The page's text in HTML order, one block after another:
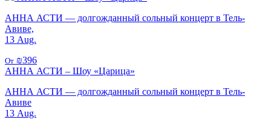
АННА АСТИ — долгожданный сольный концерт в Тель-
Авиве,
13 Aug.
От ₪396
АННА АСТИ – Шоу «Царица»
АННА АСТИ — долгожданный сольный концерт в Тель-
Авиве
13 Aug.